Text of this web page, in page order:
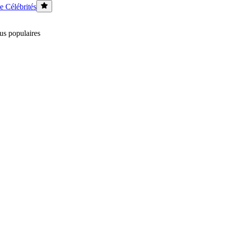
Célébrités
populaires